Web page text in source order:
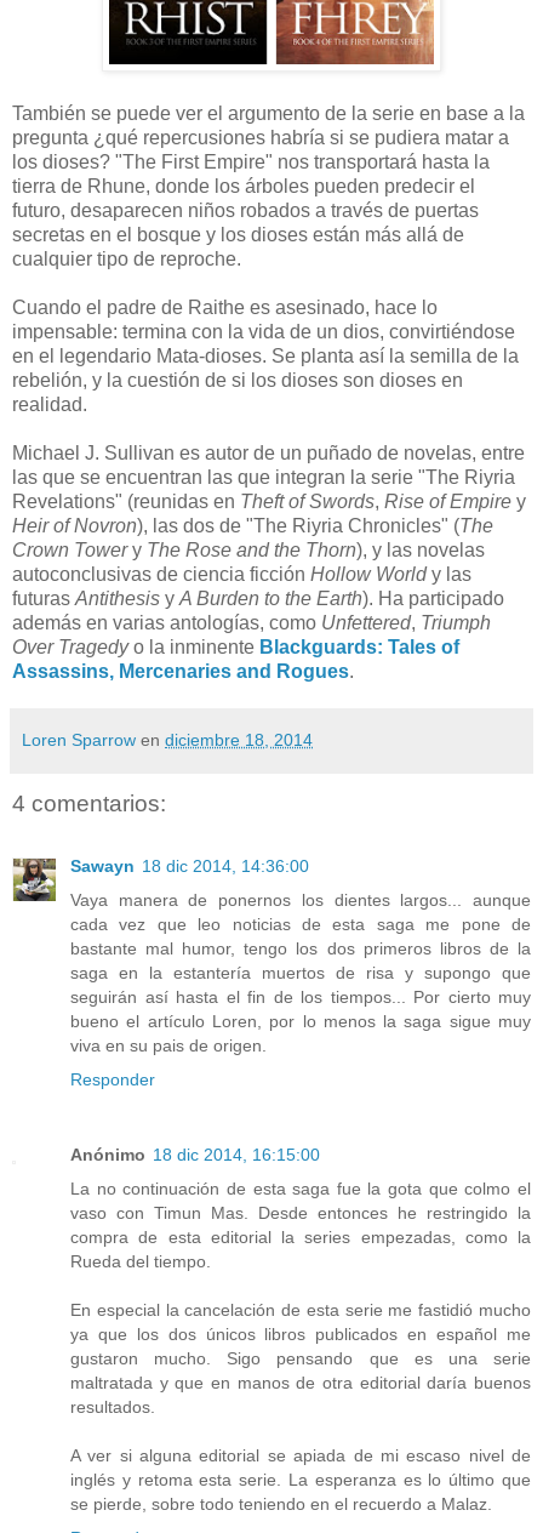
También se puede ver el argumento de la serie en base a la
pregunta ¿qué repercusiones habría si se pudiera matar a
los dioses? "The First Empire" nos transportará hasta la
tierra de Rhune, donde los árboles pueden predecir el
futuro, desaparecen niños robados a través de puertas
secretas en el bosque y los dioses están más allá de
cualquier tipo de reproche.
Cuando el padre de Raithe es asesinado, hace lo
impensable: termina con la vida de un dios, convirtiéndose
en el legendario Mata-dioses. Se planta así la semilla de la
rebelión, y la cuestión de si los dioses son dioses en
realidad.
Michael J. Sullivan es autor de un puñado de novelas, entre
las que se encuentran las que integran la serie "The Riyria
Revelations" (reunidas en Theft of Swords, Rise of Empire y
Heir of Novron), las dos de "The Riyria Chronicles" (The
Crown Towery The Rose and the Thorn), y las novelas
autoconclusivas de ciencia ficción Hollow Worldy las
futuras Antithesis y A Burden to the Earth). Ha participado
además en varias antologías, como Unfettered, Triumph
Over Tragedyo la inminente Blackguards: Tales of
Assassins, Mercenaries and Rogues.
Loren Sparrow en diciembre 18, 2014
4 comentarios:
Sawayn 18 dic 2014, 14:36:00
Vaya manera de ponernos los dientes largos... aunque
cada vez que leo noticias de esta saga me pone de
bastante mal humor, tengo los dos primeros libros de la
saga en la estantería muertos de risa y supongo que
seguirán así hasta el fin de los tiempos... Por cierto muy
bueno el artículo Loren, por lo menos la saga sigue muy
viva en su pais de origen.
Responder
Anónimo 18 dic 2014, 16:15:00
La no continuación de esta saga fue la gota que colmo el
vaso con Timun Mas. Desde entonces he restringido la
compra de esta editorial la series empezadas, como la
Rueda del tiempo.
En especial la cancelación de esta serie me fastidió mucho
ya que los dos únicos libros publicados en español me
gustaron mucho. Sigo pensando que es una serie
maltratada y que en manos de otra editorial daría buenos
resultados.
A ver si alguna editorial se apiada de mi escaso nivel de
inglés y retoma esta serie. La esperanza es lo último que
se pierde, sobre todo teniendo en el recuerdo a Malaz.